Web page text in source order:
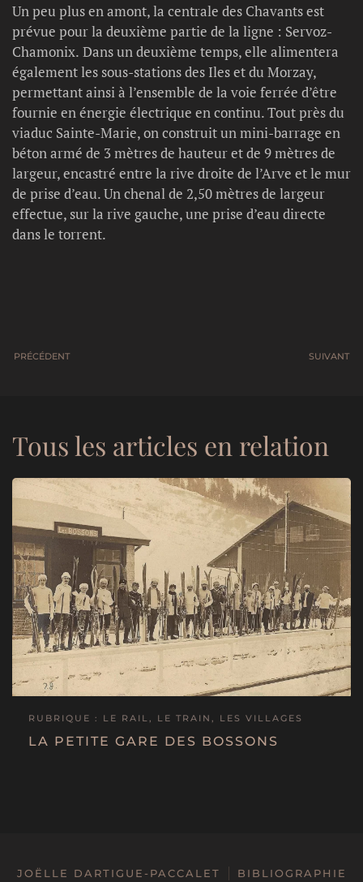
Un peu plus en amont, la centrale des Chavants est
prévue pour la deuxième partie de la ligne : Servoz-
Chamonix. Dans un deuxième temps, elle alimentera
également les sous-stations des Iles et du Morzay,
permettant ainsi à l’ensemble de la voie ferrée d’être
fournie en énergie électrique en continu. Tout près du
viaduc Sainte-Marie, on construit un mini-barrage en
béton armé de 3 mètres de hauteur et de 9 mètres de
largeur, encastré entre la rive droite de l’Arve et le mur
de prise d’eau. Un chenal de 2,50 mètres de largeur
effectue, sur la rive gauche, une prise d’eau directe
dans le torrent.
PRÉCÉDENT SUIVANT
Tous les articles en relation
RUBRIQUE : LE RAIL, LE TRAIN, LES VILLAGES
LA PETITE GARE DES BOSSONS
JOËLLE DARTIGUE-PACCALET
BIBLIOGRAPHIE